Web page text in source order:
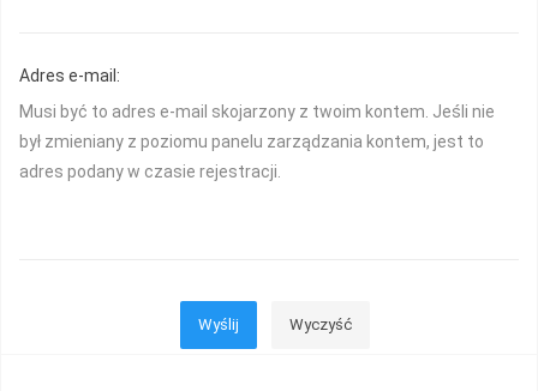
Adres e-mail:
Musi być to adres e-mail skojarzony z twoim kontem. Jeśli nie
był zmieniany z poziomu panelu zarządzania kontem, jest to
adres podany w czasie rejestracji.
Wyślij Wyczyść